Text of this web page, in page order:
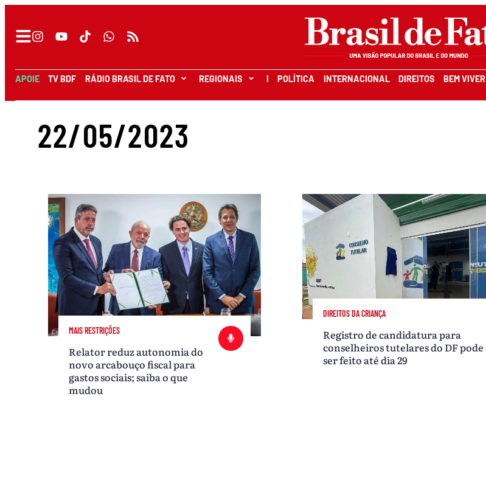
APOIE TV BDF RÁDIO BRASIL DE FATO REGIONAIS I POLÍTICA INTERNACIONAL DIREITOS BEM VIVER
22/05/2023
MAIS RESTRIÇÕES
Relator reduz autonomia do
novo arcabouço fiscal para
gastos sociais; saiba o que
mudou
DIREITOS DA CRIANÇA
Registro de candidatura para
conselheiros tutelares do DF pode
ser feito até dia 29